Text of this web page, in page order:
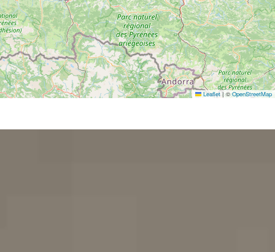
Leaflet |©OpenStreetMap